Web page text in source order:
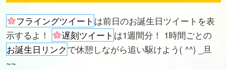
フライングツイート は前日のお誕生日ツイートを表
示するよ！
遅刻ツイート は1週間分！ 1時間ごとの
お誕生日リンク で休憩しながら追い駆けよう( ^^) _旦
~~